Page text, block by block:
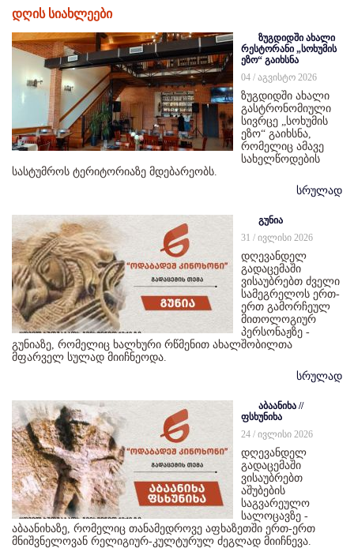
დღის სიახლეები
ზუგდიდში ახალი
რესტორანი „სოხუმის
ეზო“ გაიხსნა
04 / აგვისტო 2026
ზუგდიდში ახალი
გასტრონომიული
სივრცე „სოხუმის
ეზო“ გაიხსნა,
რომელიც ამავე
სახელწოდების
სასტუმროს ტერიტორიაზე მდებარეობს.
სრულად
გუნია
31 / ივლისი 2026
დღევანდელ
გადაცემაში
ვისაუბრებთ ძველი
სამეგრელოს ერთ-
ერთ გამორჩეულ
მითოლოგიურ
პერსონაჟზე -
გუნიაზე, რომელიც ხალხური რწმენით ახალშობილთა
მფარველ სულად მიიჩნეოდა.
სრულად
აბაანიხა //
ფსხუნიხა
24 / ივლისი 2026
დღევანდელ
გადაცემაში
ვისაუბრებთ
აშუბების
საგვარეულო
სალოცავზე -
აბაანიხაზე, რომელიც თანამედროვე აფხაზეთში ერთ-ერთ
მნიშვნელოვან რელიგიურ-კულტურულ ძეგლად მიიჩნევა.